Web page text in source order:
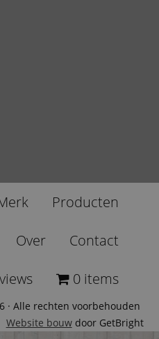
Producten
Over Contact
0 items
· Alle rechten voorbehouden
Website bouwdoor GetBright